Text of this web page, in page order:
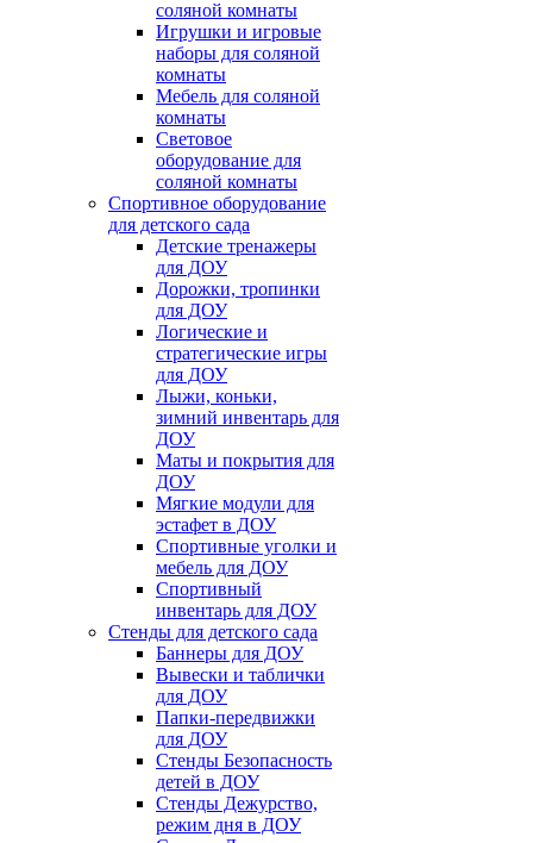
соляной комнаты
Игрушки и игровые
наборы для соляной
комнаты
Мебель для соляной
комнаты
Световое
оборудование для
соляной комнаты
Спортивное оборудование
для детского сада
Детские тренажеры
для ДОУ
Дорожки, тропинки
для ДОУ
Логические и
стратегические игры
для ДОУ
Лыжи, коньки,
зимний инвентарь для
ДОУ
Маты и покрытия для
ДОУ
Мягкие модули для
эстафет в ДОУ
Спортивные уголки и
мебель для ДОУ
Спортивный
инвентарь для ДОУ
Стенды для детского сада
Баннеры для ДОУ
Вывески и таблички
для ДОУ
Папки-передвижки
для ДОУ
Стенды Безопасность
детей в ДОУ
Стенды Дежурство,
режим дня в ДОУ